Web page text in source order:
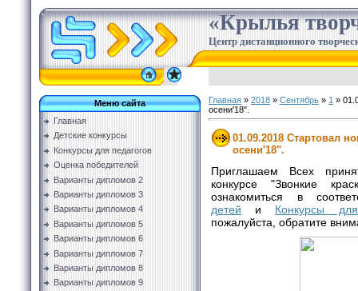
«Крылья
Центр дистанционного
Меню сайта
Главная
Детские конкурсы
Конкурсы для педагогов
Оценка победителей
Варианты дипломов 2
Варианты дипломов 3
Варианты дипломов 4
Варианты дипломов 5
Варианты дипломов 6
Варианты дипломов 7
Варианты дипломов 8
Варианты дипломов 9
Главная » 2018 » Сентябрь » 1 »
осени'18".
01.09.2018 Стартовал
осени'18".
Приглашаем Всех
конкурсе "Звонкие
ознакомиться в
детей и Конкурсы
пожалуйста, обратите